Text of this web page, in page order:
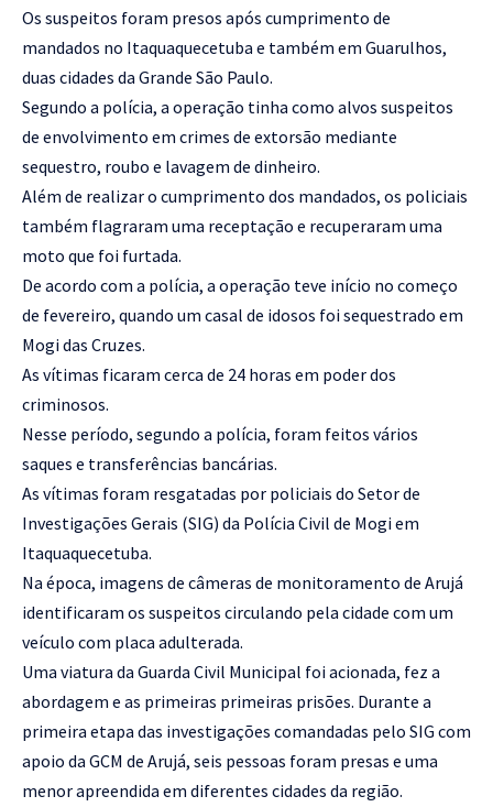
Os suspeitos foram presos após cumprimento de
mandados no Itaquaquecetuba e também em Guarulhos,
duas cidades da Grande São Paulo.
Segundo a polícia, a operação tinha como alvos suspeitos
de envolvimento em crimes de extorsão mediante
sequestro, roubo e lavagem de dinheiro.
Além de realizar o cumprimento dos mandados, os policiais
também flagraram uma receptação e recuperaram uma
moto que foi furtada.
De acordo com a polícia, a operação teve início no começo
de fevereiro, quando um casal de idosos foi sequestrado em
Mogi das Cruzes.
As vítimas ficaram cerca de 24 horas em poder dos
criminosos.
Nesse período, segundo a polícia, foram feitos vários
saques e transferências bancárias.
As vítimas foram resgatadas por policiais do Setor de
Investigações Gerais (SIG) da Polícia Civil de Mogi em
Itaquaquecetuba.
Na época, imagens de câmeras de monitoramento de Arujá
identificaram os suspeitos circulando pela cidade com um
veículo com placa adulterada.
Uma viatura da Guarda Civil Municipal foi acionada, fez a
abordagem e as primeiras primeiras prisões. Durante a
primeira etapa das investigações comandadas pelo SIG com
apoio da GCM de Arujá, seis pessoas foram presas e uma
menor apreendida em diferentes cidades da região.